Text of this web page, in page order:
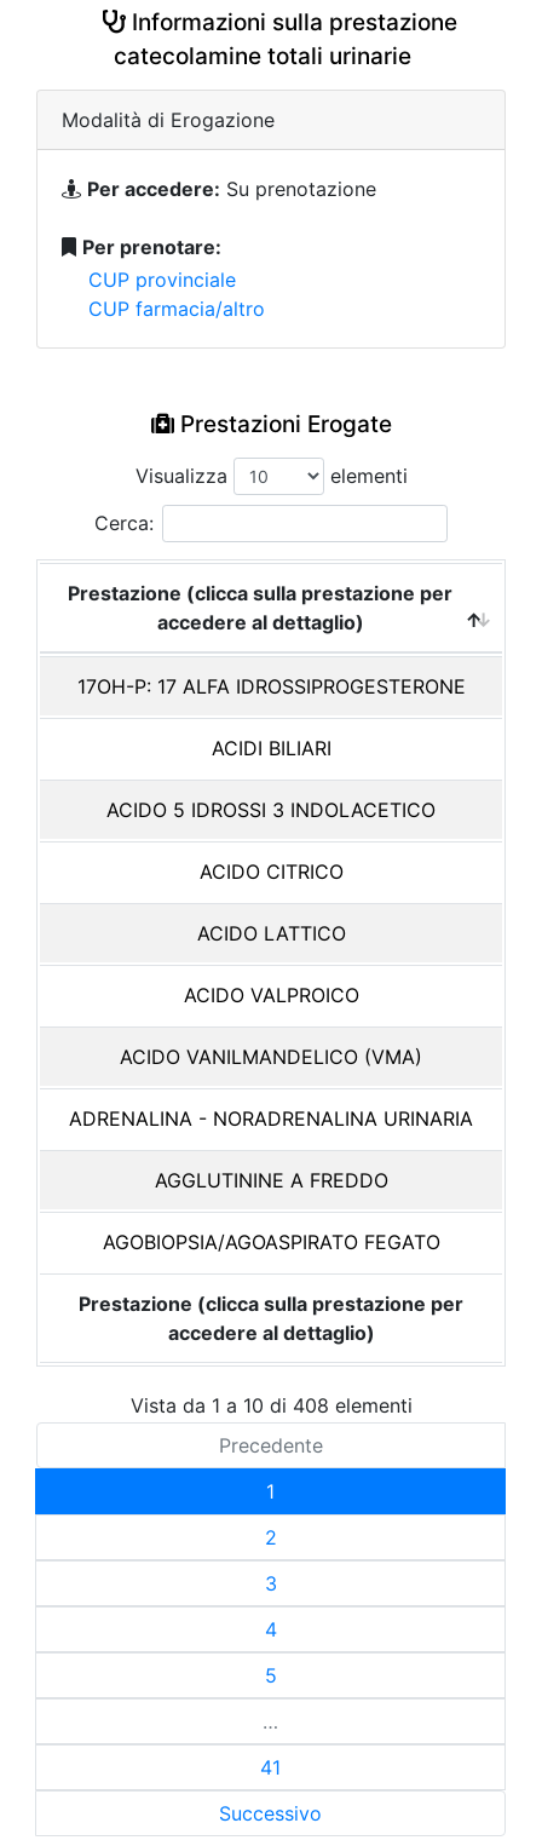
Informazioni sulla prestazione
catecolamine totali urinarie
Modalità di Erogazione
Per accedere: Su prenotazione
Per prenotare:
CUP provinciale
CUP farmacia/altro
Prestazioni Erogate
Visualizza
elementi
Cerca:
Prestazione (clicca sulla prestazione per
accedere al dettaglio)
17OH-P: 17 ALFA IDROSSIPROGESTERONE
ACIDI BILIARI
ACIDO 5 IDROSSI 3 INDOLACETICO
ACIDO CITRICO
ACIDO LATTICO
ACIDO VALPROICO
ACIDO VANILMANDELICO (VMA)
ADRENALINA - NORADRENALINA URINARIA
AGGLUTININE A FREDDO
AGOBIOPSIA/AGOASPIRATO FEGATO
Prestazione (clicca sulla prestazione per
accedere al dettaglio)
Vista da 1 a 10 di 408 elementi
Precedente
1
2
3
4
5
…
41
Successivo